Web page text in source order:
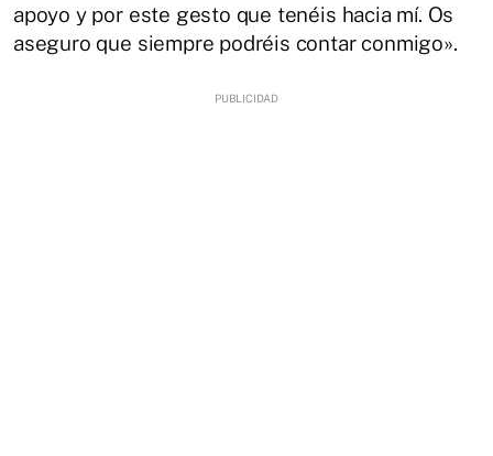
apoyo y por este gesto que tenéis hacia mí. Os
aseguro que siempre podréis contar conmigo».